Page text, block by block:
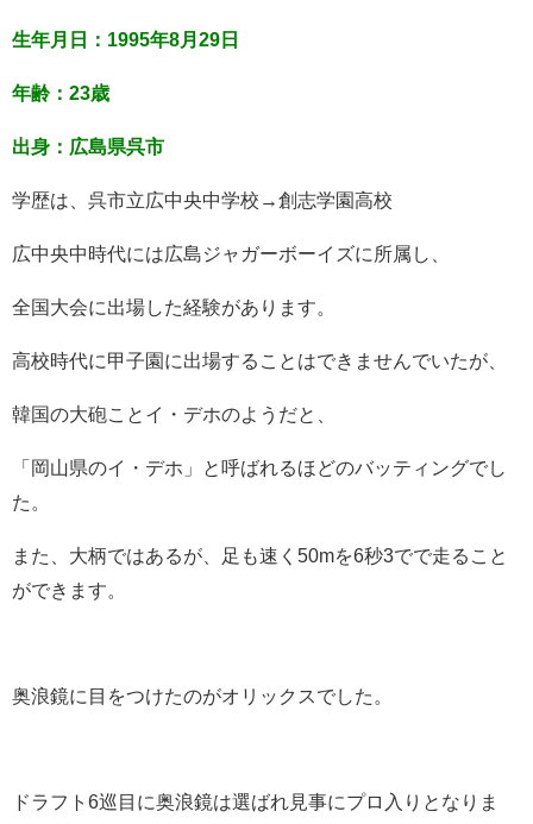
生年月日：1995年8月29日
年齢：23歳
出身：広島県呉市
学歴は、呉市立広中央中学校→創志学園高校
広中央中時代には広島ジャガーボーイズに所属し、
全国大会に出場した経験があります。
高校時代に甲子園に出場することはできませんでいたが、
韓国の大砲ことイ・デホのようだと、
「岡山県のイ・デホ」と呼ばれるほどのバッティングでし
た。
また、大柄ではあるが、足も速く50mを6秒3でで走ること
ができます。
奥浪鏡に目をつけたのがオリックスでした。
ドラフト6巡目に奥浪鏡は選ばれ見事にプロ入りとなりま